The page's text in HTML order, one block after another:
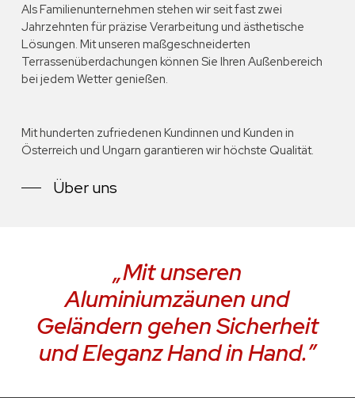
Als Familienunternehmen stehen wir seit fast zwei
Jahrzehnten für präzise Verarbeitung und ästhetische
Lösungen. Mit unseren maßgeschneiderten
Terrassenüberdachungen können Sie Ihren Außenbereich
bei jedem Wetter genießen.
Mit hunderten zufriedenen Kundinnen und Kunden in
Österreich und Ungarn garantieren wir höchste Qualität.
Über uns
„Mit unseren
Aluminiumzäunen und
Geländern gehen Sicherheit
und Eleganz Hand in Hand.”